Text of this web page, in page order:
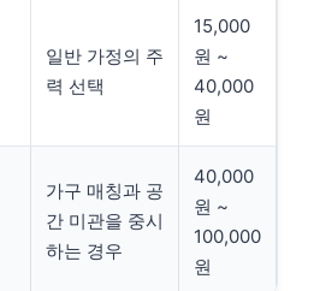
일반 가정의 주
력 선택
15,000
원 ~
40,000
원
가구 매칭과 공
간 미관을 중시
하는 경우
40,000
원 ~
100,000
원